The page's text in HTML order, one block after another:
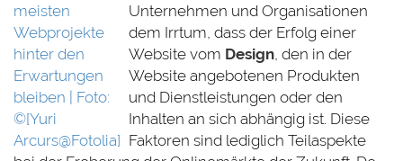
Unternehmen und Organisationen
dem Irrtum, dass der Erfolg einer
Website vom Design, den in der
Website angebotenen Produkten
und Dienstleistungen oder den
Inhalten an sich abhängig ist. Diese
Faktoren sind lediglich Teilaspekte